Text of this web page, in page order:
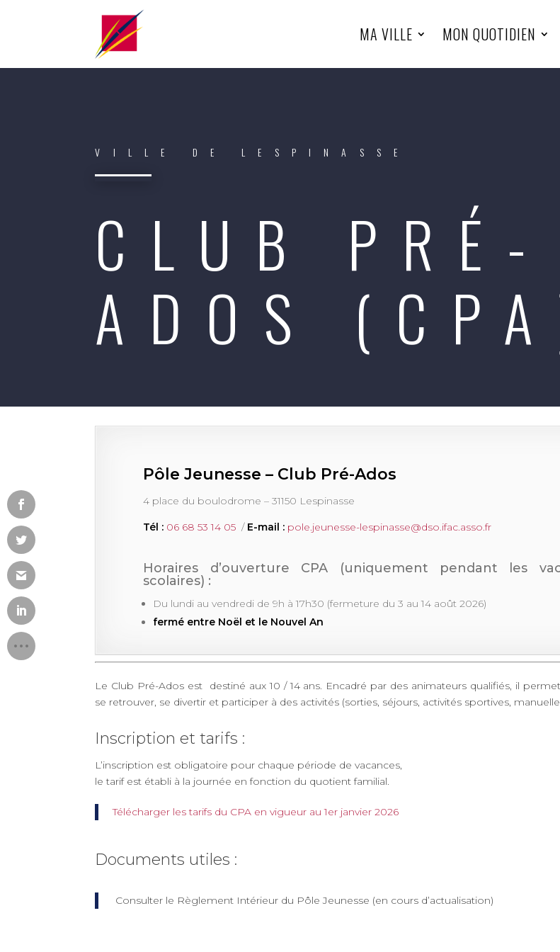
MA VILLE MON QUOTIDIEN
VILLE DE LESPINASSE
CLUB PRÉ-
ADOS
Pôle Jeunesse – Club Pré-Ados
4 place du boulodrome – 31150 Lespinasse
Tél : 06 68 53 14 05 / E-mail : pole.jeunesse-lespinasse@dso.ifac.asso.fr
Horaires d’ouverture CPA (uniquement pendant les
scolaires) :
Du lundi au vendredi de 9h à 17h30 (fermeture du 3 au 14 août 2026)
fermé entre Noël et le Nouvel An
Le Club Pré-Ados est destiné aux 10 / 14 ans. Encadré par des animateurs qualifiés, il
se retrouver, se divertir et participer à des activités (sorties, séjours, activités sportives,
Inscription et tarifs :
L’inscription est obligatoire pour chaque période de vacances,
le tarif est établi à la journée en fonction du quotient familial.
Télécharger les tarifs du CPA en vigueur au 1er janvier 2026
Documents utiles :
Consulter le Règlement Intérieur du Pôle Jeunesse (en cours d’actualisation)